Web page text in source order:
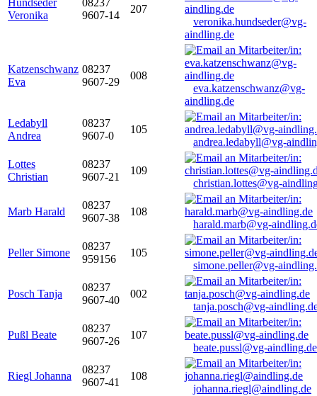
Hundseder
Veronika
08237
9607-14
207
veronika.hundseder@vg-
aindling.de
Katzenschwanz
Eva
08237
9607-29
008
eva.katzenschwanz@vg-
aindling.de
Ledabyll
Andrea
08237
9607-0
105
andrea.ledabyll@vg-
Lottes
Christian
08237
9607-21
109
christian.lottes@vg-
Marb Harald
08237
9607-38
108
harald.marb@vg-
Peller Simone
08237
959156
105
simone.peller@vg-
Posch Tanja
08237
9607-40
002
tanja.posch@vg-
Pußl Beate
08237
9607-26
107
beate.pussl@vg-aindling.de
Riegl Johanna
08237
9607-41
108
johanna.riegl@aindling.de